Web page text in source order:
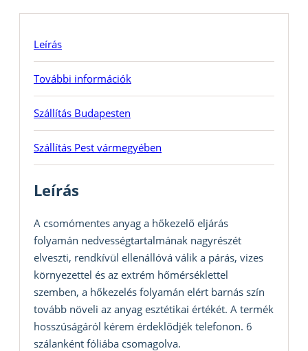
Leírás
További információk
Szállítás Budapesten
Szállítás Pest vármegyében
Leírás
A csomómentes anyag a hőkezelő eljárás
folyamán nedvességtartalmának nagyrészét
elveszti, rendkívül ellenállóvá válik a párás, vizes
környezettel és az extrém hőmérséklettel
szemben, a hőkezelés folyamán elért barnás szín
tovább növeli az anyag esztétikai értékét. A termék
hosszúságáról kérem érdeklődjék telefonon. 6
szálanként fóliába csomagolva.